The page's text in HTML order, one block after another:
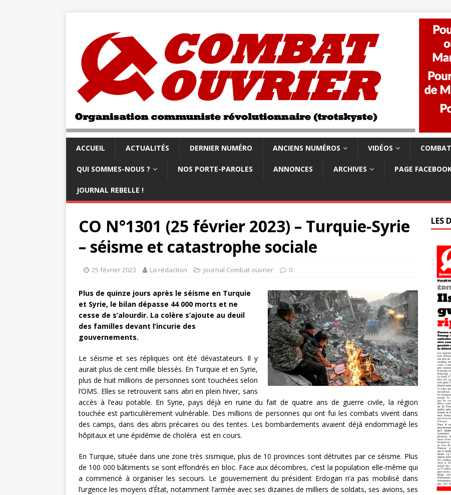
ACCUEIL ACTUALITÉS DERNIER NUMÉRO ANCIENS NUMÉROS VIDÉOS
QUI SOMMES-NOUS ? NOS PORTE-PAROLES ANNONCES ARCHIVES PAGE
JOURNAL REBELLE !
CO N°1301 (25 février 2023) – Turquie-Syrie
– séisme et catastrophe sociale
25 février 2023 La rédaction Journal Combat ouvrier 0
Plus de quinze jours après le séisme en Turquie
et Syrie, le bilan dépasse 44 000 morts et ne
cesse de s’alourdir. La colère s’ajoute au deuil
des familles devant l’incurie des
gouvernements.
Le séisme et ses répliques ont été dévastateurs. Il y
aurait plus de cent mille blessés. En Turquie et en Syrie,
plus de huit millions de personnes sont touchées selon
l’OMS. Elles se retrouvent sans abri en plein hiver, sans
accès à l’eau potable. En Syrie, pays déjà en ruine du fait de quatre ans de guerre civile, la région
touchée est particulièrement vulnérable. Des millions de personnes qui ont fui les combats vivent dans
des camps, dans des abris précaires ou des tentes. Les bombardements avaient déjà endommagé les
hôpitaux et une épidémie de choléra est en cours.
En Turquie, située dans une zone très sismique, plus de 10 provinces sont détruites par ce séisme. Plus
de 100 000 bâtiments se sont effondrés en bloc. Face aux décombres, c’est la population elle-même qui
a commencé à organiser les secours. Le gouvernement du président Erdogan n’a pas mobilisé dans
l’urgence les moyens d’État, notamment l’armée avec ses dizaines de milliers de soldats, ses avions, ses
LES